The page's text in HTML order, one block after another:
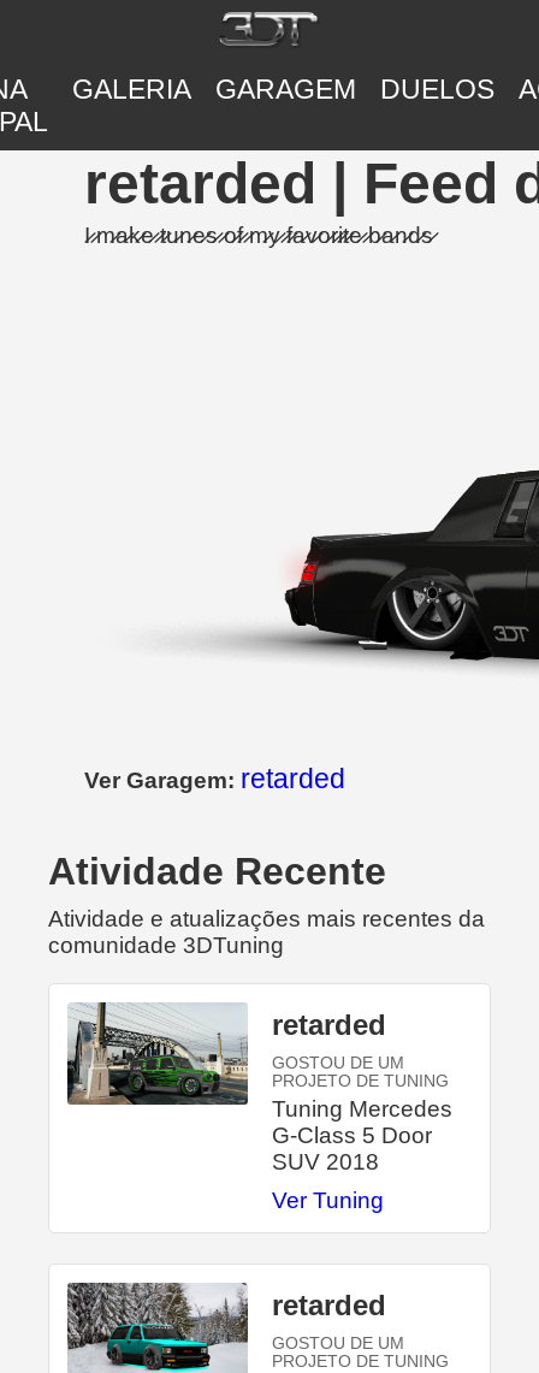
GALERIA GARAGEM DUELOS
retarded | Feed
I̷ ̷m̷a̷k̷e̷ ̷t̷u̷n̷e̷s̷ ̷o̷f̷ ̷m̷y̷ ̷f̷a̷v̷o̷r̷i̷t̷e̷ ̷b̷a̷n̷d̷s̷
Ver Garagem: retarded
Atividade Recente
Atividade e atualizações mais recentes da
comunidade 3DTuning
retarded
GOSTOU DE UM
PROJETO DE TUNING
Tuning Mercedes
G-Class 5 Door
SUV 2018
Ver Tuning
retarded
GOSTOU DE UM
PROJETO DE TUNING